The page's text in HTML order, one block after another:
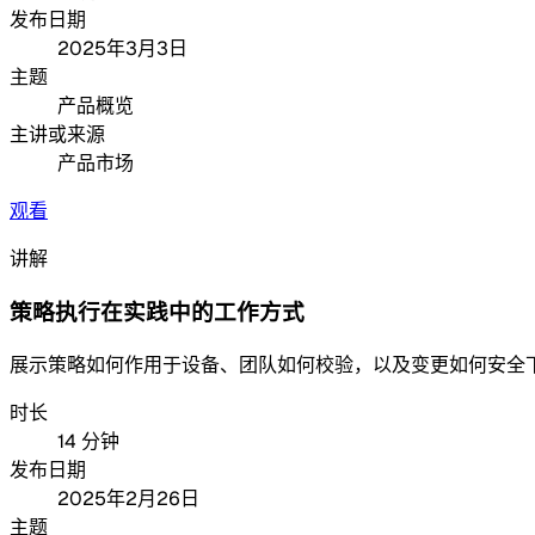
发布日期
2025年3月3日
主题
产品概览
主讲或来源
产品市场
观看
讲解
策略执行在实践中的工作方式
展示策略如何作用于设备、团队如何校验，以及变更如何安全
时长
14 分钟
发布日期
2025年2月26日
主题